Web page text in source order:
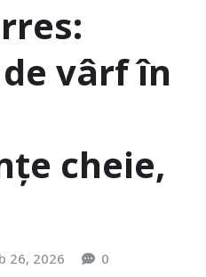
vârf în
cheie,
26, 2026 0